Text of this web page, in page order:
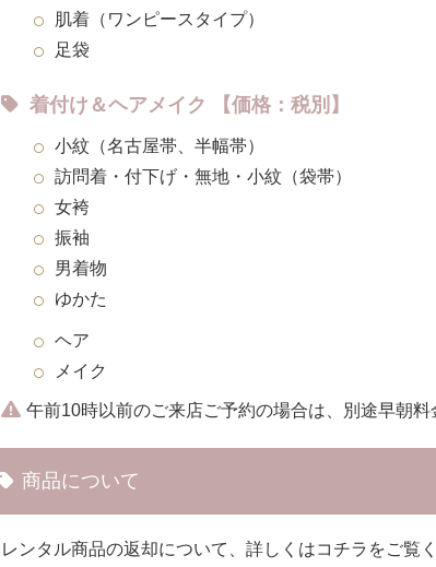
肌着（ワンピースタイプ）
足袋
着付け＆ヘアメイク 【価格：税別】
小紋（名古屋帯、半幅帯）
訪問着・付下げ・無地・小紋（袋帯）
女袴
振袖
男着物
ゆかた
ヘア
メイク
午前10時以前のご来店ご予約の場合は、別途早朝
商品について
レンタル商品の返却について、詳しくはコチラ をご覧